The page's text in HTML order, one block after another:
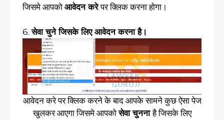
जिसमे आपको आवेदन करेपर क्लिक करना होगा।
6.सेवा चुने जिसके लिए आवेदन करना है।
आवेदन करे पर क्लिक करने के बाद आपके सामने कुछ ऐसा पेज
खुलकर आएगा जिसमे आपकोसेवा चुननाहै जिसके लिए